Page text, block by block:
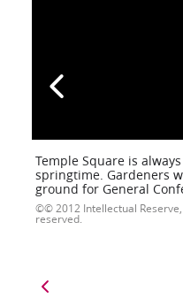
Temple Square is
springtime. Gardeners
ground for General
© 2012 Intellectual
reserved.